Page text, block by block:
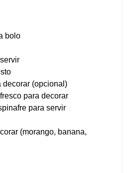
bolo
decorar (opcional)
para decorar
para servir
(morango, banana,